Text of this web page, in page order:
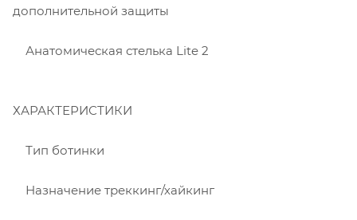
дополнительной защиты
Анатомическая стелька Lite 2
ХАРАКТЕРИСТИКИ
Тип ботинки
Назначение треккинг/хайкинг